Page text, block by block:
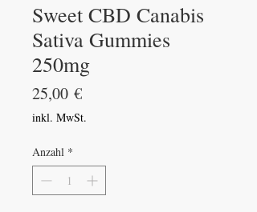
Sweet CBD Canabis
Sativa Gummies
250mg
25,00 €Preis
inkl. MwSt.
Anzahl *